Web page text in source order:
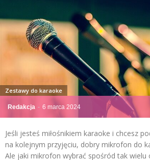
Redakcja - 6 marca 2024
Zestawy do karaoke
Jeśli jesteś miłośnikiem karaoke i chcesz
na kolejnym przyjęciu, dobry mikrofon do
Ale jaki mikrofon wybrać spośród tak wielu